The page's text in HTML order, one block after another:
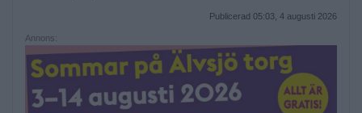
Publicerad 05:03, 4 augusti 2026
Annons: